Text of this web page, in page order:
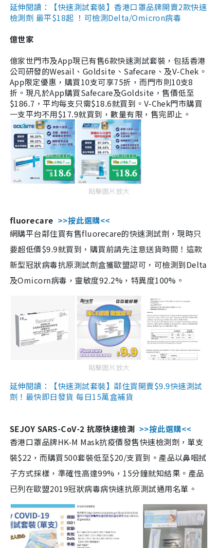
延伸閱讀：【快速測試套裝】香港口罩品牌開賣2款快速
檢測劑 最平$18起 ！可檢測Delta/Omicron病毒
億世家
億家世門市及App現已有售6款快速測試套裝，包括香港
公司研發的Wesail、Goldsite、Safecare、及V-Chek。
App限定優惠，購買10支可享75折，而門市則10支8
折。現凡於App購買Safecare及Goldsite，售價低至
$186.7，平均每支只需$18.6就買到。V-Chek門市購買
一支平均不用$17.9就買到，數量有限，售完即止。
點擊圖片放大
fluorecare >>按此選購<<
網購平台鄰住買有售fluorecare的快速測試劑，現時只
要超低價$9.9就買到，購買前請先注意送貨時間！這款
新型冠狀病毒抗原測試劑盒獲歐盟認可，可檢測到Delta
及Omicorn病毒，靈敏度92.2%，特異度100%。
點擊圖片放大
延伸閱讀：【快速測試套裝】鄰住買開賣$9.9快速測試
劑！最快即日發貨 每日15萬盒補貨
SEJOY SARS-CoV-2 抗原快速檢測 >>按此選購<<
香港口罩品牌HK-M Mask抗疫價發售快速檢測劑，單支
裝$22，而購買500套裝低至$20/支買到。產品以鼻咽拭
子方式採樣，準確性高達99%，15分鐘就知結果。產品
已列在歐盟2019冠狀病毒病快速抗原測試通用名單。